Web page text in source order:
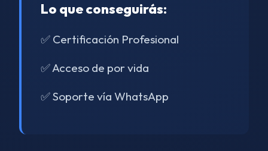
Lo que conseguirás:
✅ Certificación Profesional
✅ Acceso de por vida
✅ Soporte vía WhatsApp